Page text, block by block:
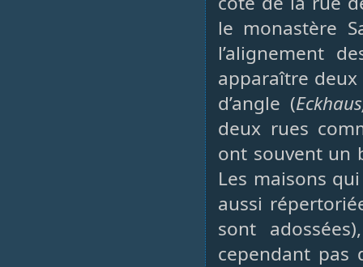
le monastère
l’alignement
apparaître
d’angle (
deux rues
ont souvent un
Les maisons
aussi
sont
cependant pas